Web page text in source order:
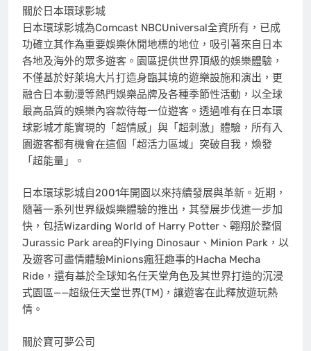
關於日本環球影城
日本環球影城為Comcast NBCUniversal全資所有，已成
功確立其作為重要娛樂休閒地標的地位，吸引著來自日本
各地及海外的眾多遊客。園區提供世界頂級的娛樂體驗，
不僅基於好萊塢大片打造身臨其境的遊樂設施和演出，更
融合日本動漫等熱門娛樂品牌及各種季節性活動，以全球
最高品質的娛樂內容款待每一位遊客。透過唯有在日本環
球影城才能實現的「超情感」與「超刺激」體驗，所有入
園遊客都有機會在這個「超活力區域」突破自我，煥發
「超能量」。
日本環球影城自2001年開園以來持續發展與革新。近期，
隨著一系列世界級娛樂體驗的推出，其發展步伐進一步加
快，包括Wizarding World of Harry Potter、翱翔於整個
Jurassic Park area的Flying Dinosaur、Minion Park，以
及遊客可盡情體驗Minions瘋狂趣事的Hacha Mecha
Ride，還有基於全球知名任天堂角色及其世界打造的沉浸
式園區——超級任天堂世界(TM)，讓遊客在此釋放遊玩熱
情。
關於寶可夢公司